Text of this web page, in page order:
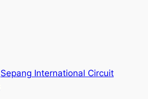
Sepang International Circuit